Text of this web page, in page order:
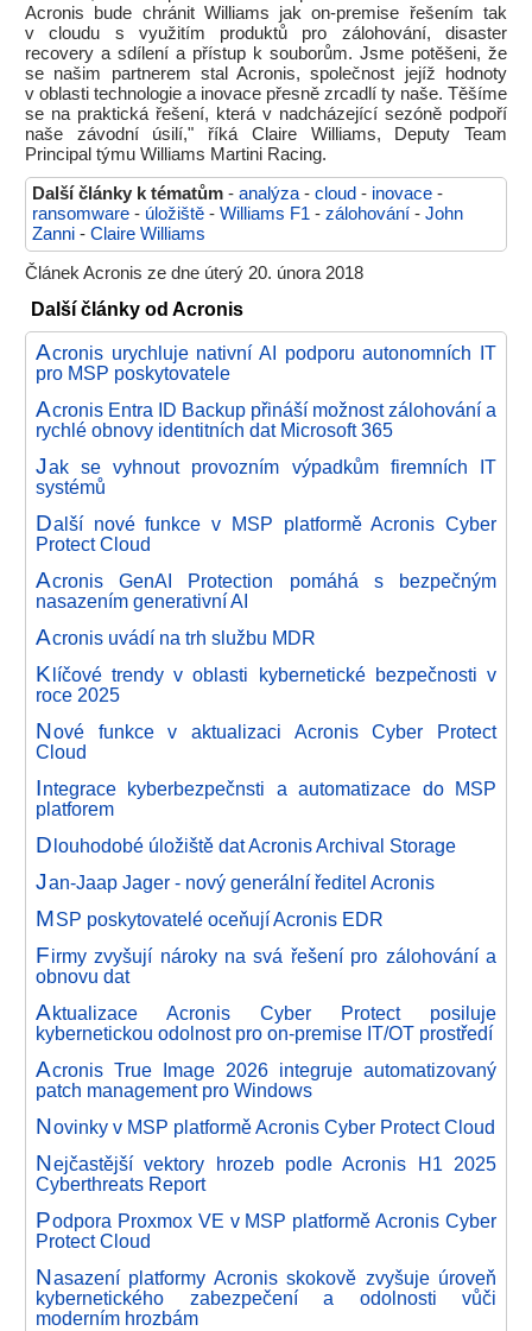
Acronis bude chránit Williams jak on-premise řešením tak
v cloudu s využitím produktů pro zálohování, disaster
recovery a sdílení a přístup k souborům. Jsme potěšeni, že
se našim partnerem stal Acronis, společnost jejíž hodnoty
v oblasti technologie a inovace přesně zrcadlí ty naše. Těšíme
se na praktická řešení, která v nadcházející sezóně podpoří
naše závodní úsilí," říká Claire Williams, Deputy Team
Principal týmu Williams Martini Racing.
Další články k tématům - analýza- cloud - inovace -
ransomware - úložiště - Williams F1 - zálohování - John
Zanni - Claire Williams
Článek Acronis ze dne úterý 20. února 2018
Další články od Acronis
Acronis urychluje nativní AI podporu autonomních IT
pro MSP poskytovatele
Acronis Entra ID Backup přináší možnost zálohování a
rychlé obnovy identitních dat Microsoft 365
Jak se vyhnout provozním výpadkům firemních IT
systémů
Další nové funkce v MSP platformě Acronis Cyber
Protect Cloud
Acronis GenAI Protection pomáhá s bezpečným
nasazením generativní AI
Acronis uvádí na trh službu MDR
K líčové trendy v oblasti kybernetické bezpečnosti v
roce 2025
Nové funkce v aktualizaci Acronis Cyber Protect
Cloud
Integrace kyberbezpečnsti a automatizace do MSP
platforem
D louhodobé úložiště dat Acronis Archival Storage
Jan-Jaap Jager - nový generální ředitel Acronis
MSP poskytovatelé oceňují Acronis EDR
Firmy zvyšují nároky na svá řešení pro zálohování a
obnovu dat
Aktualizace Acronis Cyber Protect posiluje
kybernetickou odolnost pro on-premise IT/OT prostředí
Acronis True Image 2026 integruje automatizovaný
patch management pro Windows
Novinky v MSP platformě Acronis Cyber Protect Cloud
Nejčastější vektory hrozeb podle Acronis H1 2025
Cyberthreats Report
Podpora Proxmox VE v MSP platformě Acronis Cyber
Protect Cloud
Nasazení platformy Acronis skokově zvyšuje úroveň
kybernetického zabezpečení a odolnosti vůči
moderním hrozbám